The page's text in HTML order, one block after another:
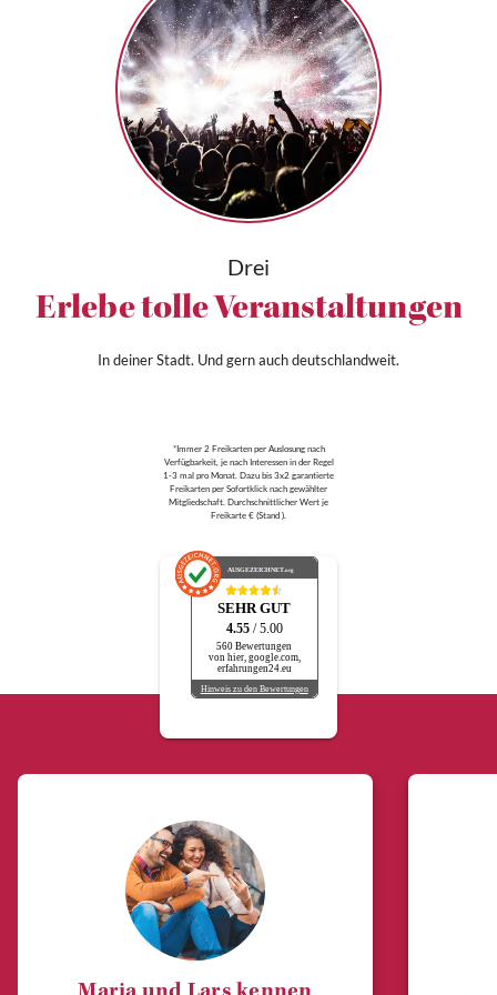
Drei
Erlebe tolle Veranstaltungen
In deiner Stadt. Und gern auch deutschlandweit.
*Immer 2 Freikarten per Auslosung nach
Verfügbarkeit, je nach Interessen in der Regel
1-3 mal pro Monat. Dazu bis 3x2 garantierte
Freikarten per Sofortklick nach gewählter
Mitgliedschaft. Durchschnittlicher Wert je
Freikarte € (Stand ).
AUSGEZEICHNET.org
SEHR GUT
4.55 / 5.00
560 Bewertungen
von hier, google.com,
erfahrungen24.eu
Hinweis zu den Bewertungen